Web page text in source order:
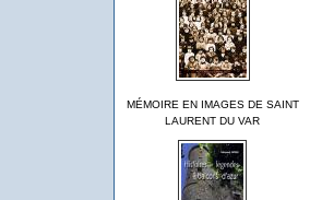
MÉMOIRE EN IMAGES DE SAINT
LAURENT DU VAR